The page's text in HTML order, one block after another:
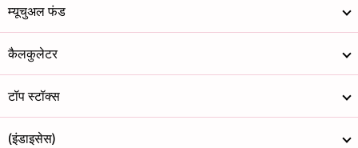
म्यूचुअल फंड
कैलकुलेटर
टॉप स्टॉक्स
(इंडाइसेस)